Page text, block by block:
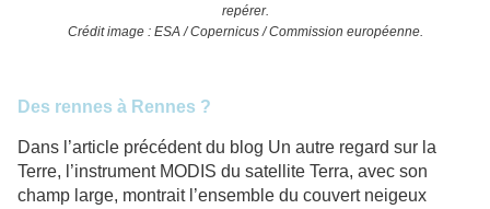
repérer.
Crédit image : ESA / Copernicus / Commission européenne.
Des rennes à Rennes ?
Dans l’article précédent du blog Un autre regard sur la
Terre, l’instrument MODIS du satellite Terra, avec son
champ large, montrait l’ensemble du couvert neigeux